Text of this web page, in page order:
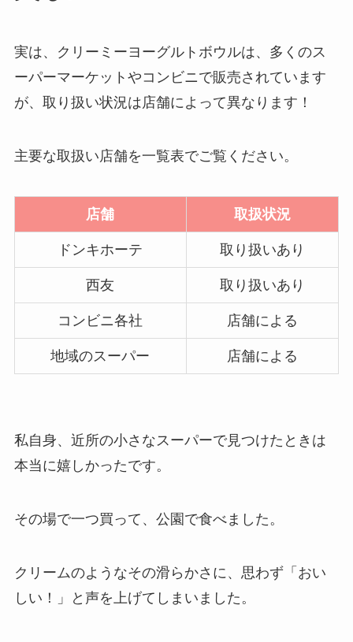
実は、クリーミーヨーグルトボウルは、多くのス
ーパーマーケットやコンビニで販売されています
が、取り扱い状況は店舗によって異なります！
主要な取扱い店舗を一覧表でご覧ください。
店舗 取扱状況
ドンキホーテ 取り扱いあり
西友 取り扱いあり
コンビニ各社 店舗による
地域のスーパー 店舗による
私自身、近所の小さなスーパーで見つけたときは
本当に嬉しかったです。
その場で一つ買って、公園で食べました。
クリームのようなその滑らかさに、思わず「おい
しい！」と声を上げてしまいました。